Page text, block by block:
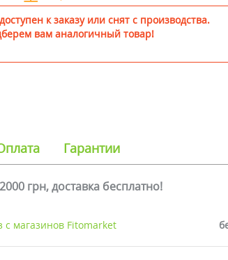
к заказу или снят с производства.
вам аналогичный товар!
Гарантии
грн, доставка бесплатно!
с магазинов Fitomarket